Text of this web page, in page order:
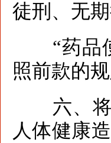
徒刑、无
“药品使
照前款的
六、将
人体健康